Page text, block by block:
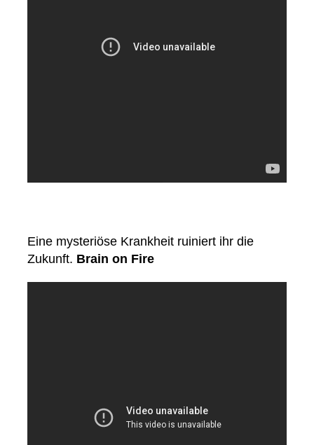
Eine mysteriöse Krankheit ruiniert ihr die
Zukunft. Brain on Fire